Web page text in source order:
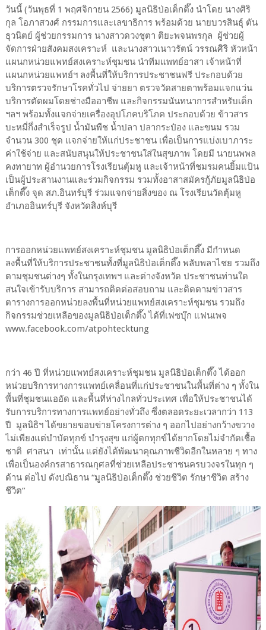
วันนี้ (วันพุธที่ 1 พฤศจิกายน 2566) มูลนิธิป่อเต็กตึ๊ง นำโดย นางศิริ
กุล โอภาสวงศ์ กรรมการและเลขาธิการ พร้อมด้วย นายบวรสินธุ์ ตัน
ธุวนิตย์ ผู้ช่วยกรรมการ นางสาวดวงชุตา ติยะพจนพรกุล ผู้ช่วยผู้
จัดการฝ่ายสังคมสงเคราะห์ และนางสาวเนาวรัตน์ วรรณศิริ หัวหน้า
แผนกหน่วยแพทย์สงเคราะห์ชุมชน นำทีมแพทย์อาสา เจ้าหน้าที่
แผนกหน่วยแพทย์ฯ ลงพื้นที่ให้บริการประชาชนฟรี ประกอบด้วย
บริการตรวจรักษาโรคทั่วไป จ่ายยา ตรวจวัดสายตาพร้อมแจกแว่น
บริการตัดผมโดยช่างมืออาชีพ และกิจกรรมนันทนาการสำหรับเด็ก
ฯลฯ พร้อมทั้งแจกจ่ายเครื่องอุปโภคบริโภค ประกอบด้วย ข้าวสาร
บะหมี่กึ่งสำเร็จรูป น้ำมันพืช น้ำปลา ปลากระป๋อง และขนม รวม
จำนวน 300 ชุด แจกจ่ายให้แก่ประชาชน เพื่อเป็นการแบ่งเบาภาระ
ค่าใช้จ่าย และสนับสนุนให้ประชาชนใส่ในสุขภาพ โดยมี นายนพพล
คงทายาท ผู้อำนวยการโรงเรียนตุ้มหู และเจ้าหน้าที่ชมรมคนยิ้มแป้น
เป็นผู้ประสานงานและร่วมกิจกรรม รวมทั้งอาสาสมัครกู้ภัยมูลนิธิป่อ
เต็กตึ๊ง จุด สภ.อินทร์บุรี ร่วมแจกจ่ายสิ่งของ ณ โรงเรียนวัดตุ้มหู
อำเภออินทร์บุรี จังหวัดสิงห์บุรี
การออกหน่วยแพทย์สงเคราะห์ชุมชน มูลนิธิป่อเต็กตึ๊ง มีกำหนด
ลงพื้นที่ให้บริการประชาชนทั้งที่มูลนิธิป่อเต็กตึ๊ง พลับพลาไชย รวมถึง
ตามชุมชนต่างๆ ทั้งในกรุงเทพฯ และต่างจังหวัด ประชาชนท่านใด
สนใจเข้ารับบริการ สามารถติดต่อสอบถาม และติดตามข่าวสาร
ตารางการออกหน่วยลงพื้นที่หน่วยแพทย์สงเคราะห์ชุมชน รวมถึง
กิจกรรมช่วยเหลือของมูลนิธิป่อเต็กตึ๊ง ได้ที่เฟซบุ๊ก แฟนเพจ
www.facebook.com/atpohtecktung
กว่า 46 ปี ที่หน่วยแพทย์สงเคราะห์ชุมชน มูลนิธิป่อเต็กตึ๊ง ได้ออก
หน่วยบริการทางการแพทย์เคลื่อนที่แก่ประชาชนในพื้นที่ต่าง ๆ ทั้งใน
พื้นที่ชุมชนแออัด และพื้นที่ห่างไกลทั่วประเทศ เพื่อให้ประชาชนได้
รับการบริการทางการแพทย์อย่างทั่วถึง ซึ่งตลอดระยะเวลากว่า 113
ปี มูลนิธิฯ ได้ขยายขอบข่ายโครงการต่าง ๆ ออกไปอย่างกว้างขวาง
ไม่เพียงแต่บำบัดทุกข์ บำรุงสุข แก่ผู้ตกทุกข์ได้ยากโดยไม่จำกัดเชื้อ
ชาติ ศาสนา เท่านั้น แต่ยังได้พัฒนาคุณภาพชีวิตอีกในหลาย ๆ ทาง
เพื่อเป็นองค์กรสาธารณกุศลที่ช่วยเหลือประชาชนครบวงจรในทุก ๆ
ด้าน ต่อไป ดังปณิธาน “มูลนิธิป่อเต็กตึ๊ง ช่วยชีวิต รักษาชีวิต สร้าง
ชีวิต”